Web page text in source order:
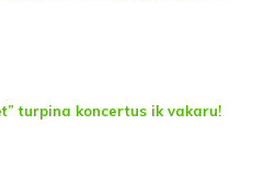
turpina koncertus ik vakaru!